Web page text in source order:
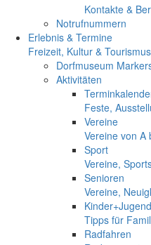
Kontakte &
Notrufnummern
Erlebnis & Termine
Freizeit, Kultur & Tourismus
Dorfmuseum
Aktivitäten
Feste,
Vereine
Vereine von A
Sport
Vereine,
Senioren
Vereine,
Tipps für
Radfahren